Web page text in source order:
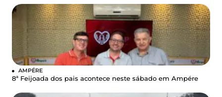
AMPÉRE
8ª Feijoada dos pais acontece neste sábado em Ampére